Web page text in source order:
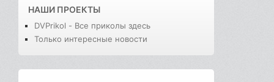
НАШИ ПРОЕКТЫ
DVPrikol - Все приколы здесь
Только интересные новости